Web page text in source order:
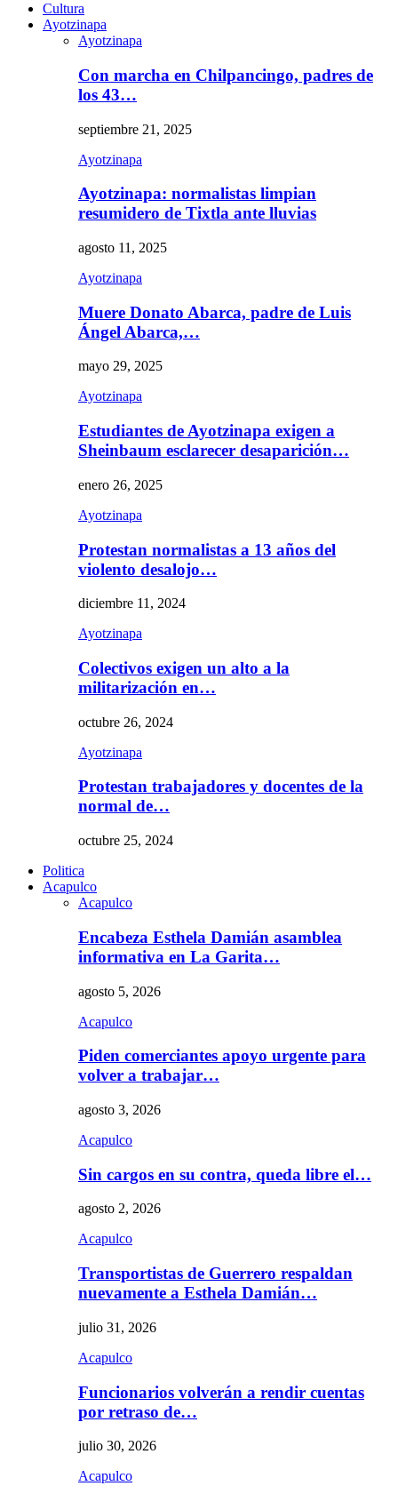
Cultura
Ayotzinapa
Ayotzinapa
Con marcha en Chilpancingo, padres de
los 43…
septiembre 21, 2025
Ayotzinapa
Ayotzinapa: normalistas limpian
resumidero de Tixtla ante lluvias
agosto 11, 2025
Ayotzinapa
Muere Donato Abarca, padre de Luis
Ángel Abarca,…
mayo 29, 2025
Ayotzinapa
Estudiantes de Ayotzinapa exigen a
Sheinbaum esclarecer desaparición…
enero 26, 2025
Ayotzinapa
Protestan normalistas a 13 años del
violento desalojo…
diciembre 11, 2024
Ayotzinapa
Colectivos exigen un alto a la
militarización en…
octubre 26, 2024
Ayotzinapa
Protestan trabajadores y docentes de la
normal de…
octubre 25, 2024
Politica
Acapulco
Acapulco
Encabeza Esthela Damián asamblea
informativa en La Garita…
agosto 5, 2026
Acapulco
Piden comerciantes apoyo urgente para
volver a trabajar…
agosto 3, 2026
Acapulco
Sin cargos en su contra, queda libre el…
agosto 2, 2026
Acapulco
Transportistas de Guerrero respaldan
nuevamente a Esthela Damián…
julio 31, 2026
Acapulco
Funcionarios volverán a rendir cuentas
por retraso de…
julio 30, 2026
Acapulco